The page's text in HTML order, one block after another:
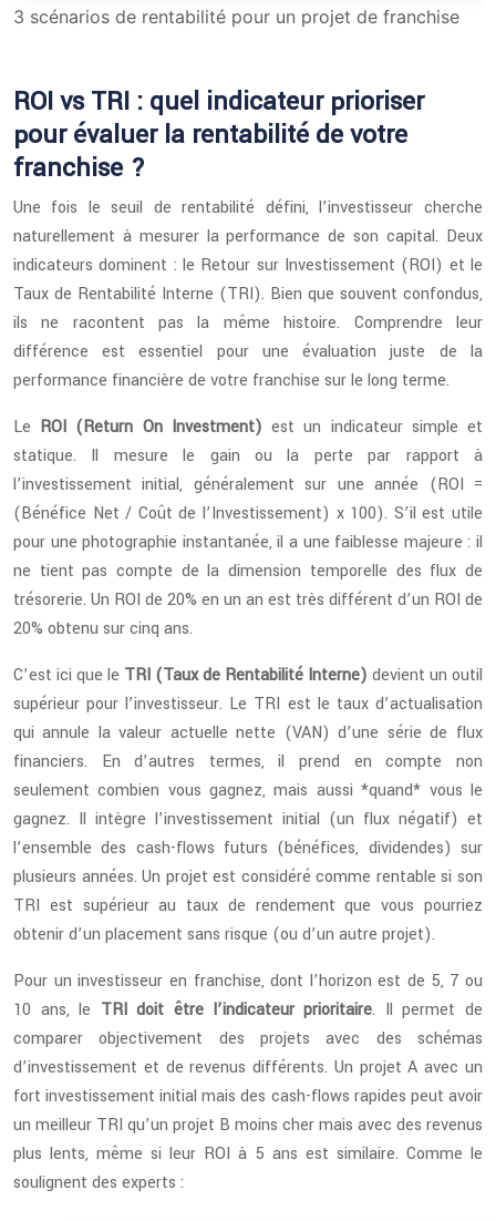
3 scénarios de rentabilité pour un projet de franchise
ROI vs TRI : quel indicateur prioriser
pour évaluer la rentabilité de votre
franchise ?
Une fois le seuil de rentabilité défini, l’investisseur cherche
naturellement à mesurer la performance de son capital. Deux
indicateurs dominent : le Retour sur Investissement (ROI) et le
Taux de Rentabilité Interne (TRI). Bien que souvent confondus,
ils ne racontent pas la même histoire. Comprendre leur
différence est essentiel pour une évaluation juste de la
performance financière de votre franchise sur le long terme.
Le ROI (Return On Investment) est un indicateur simple et
statique. Il mesure le gain ou la perte par rapport à
l’investissement initial, généralement sur une année (ROI =
(Bénéfice Net / Coût de l’Investissement) x 100). S’il est utile
pour une photographie instantanée, il a une faiblesse majeure : il
ne tient pas compte de la dimension temporelle des flux de
trésorerie. Un ROI de 20% en un an est très différent d’un ROI de
20% obtenu sur cinq ans.
C’est ici que le TRI (Taux de Rentabilité Interne) devient un outil
supérieur pour l’investisseur. Le TRI est le taux d’actualisation
qui annule la valeur actuelle nette (VAN) d’une série de flux
financiers. En d’autres termes, il prend en compte non
seulement combien vous gagnez, mais aussi *quand* vous le
gagnez. Il intègre l’investissement initial (un flux négatif) et
l’ensemble des cash-flows futurs (bénéfices, dividendes) sur
plusieurs années. Un projet est considéré comme rentable si son
TRI est supérieur au taux de rendement que vous pourriez
obtenir d’un placement sans risque (ou d’un autre projet).
Pour un investisseur en franchise, dont l’horizon est de 5, 7 ou
10 ans, le TRI doit être l’indicateur prioritaire. Il permet de
comparer objectivement des projets avec des schémas
d’investissement et de revenus différents. Un projet A avec un
fort investissement initial mais des cash-flows rapides peut avoir
un meilleur TRI qu’un projet B moins cher mais avec des revenus
plus lents, même si leur ROI à 5 ans est similaire. Comme le
soulignent des experts :